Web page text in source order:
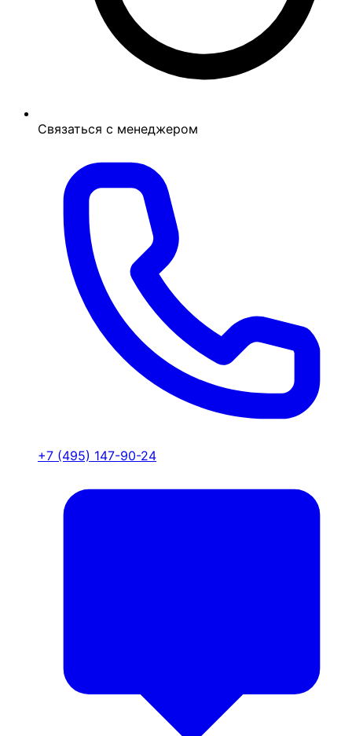
Связаться с менеджером
+7 (495) 147-90-24